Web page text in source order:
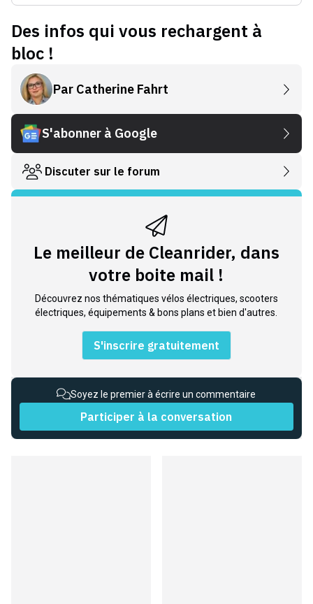
Des infos qui vous rechargent à
bloc !
Par Catherine Fahrt
S'abonner à Google
Discuter sur le forum
Le meilleur de Cleanrider, dans
votre boite mail !
Découvrez nos thématiques vélos électriques, scooters
électriques, équipements & bons plans et bien d'autres.
S'inscrire gratuitement
Soyez le premier à écrire un commentaire
Participer à la conversation